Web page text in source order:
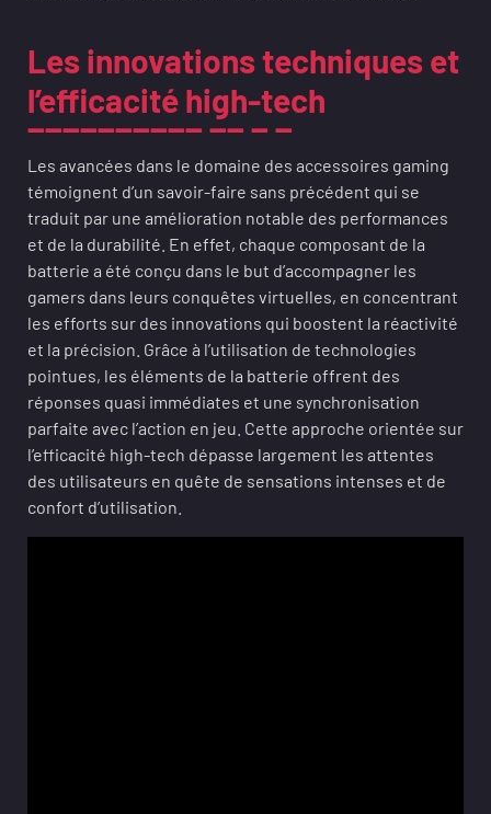
Les innovations techniques et
l’efficacité high-tech
Les avancées dans le domaine des accessoires gaming
témoignent d’un savoir-faire sans précédent qui se
traduit par une amélioration notable des performances
et de la durabilité. En effet, chaque composant de la
batterie a été conçu dans le but d’accompagner les
gamers dans leurs conquêtes virtuelles, en concentrant
les efforts sur des innovations qui boostent la réactivité
et la précision. Grâce à l’utilisation de technologies
pointues, les éléments de la batterie offrent des
réponses quasi immédiates et une synchronisation
parfaite avec l’action en jeu. Cette approche orientée sur
l’efficacité high-tech dépasse largement les attentes
des utilisateurs en quête de sensations intenses et de
confort d’utilisation.